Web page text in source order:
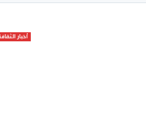
أخبار